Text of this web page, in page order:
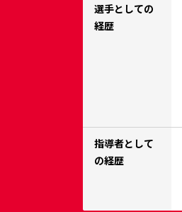
選手としての
経歴
指導者として
の経歴